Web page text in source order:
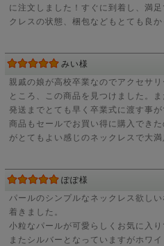
に注文しました！すぐに到着し、満
クレスの状態、梱包などもとても良か
みい様
親戚の娘が高校卒業なのでアクセサ
ところ、この商品を見つけました。
発送までとても早く卒業式に渡す事が
商品もセールでお買い得に購入でき
がとてもよい感じのネックレスで大満
ぽぽ様
パールのシンプルなネックレス欲し
着きました。
小粒なパールが可愛らしくお気に入り
またシルバーとなっていますがホワ